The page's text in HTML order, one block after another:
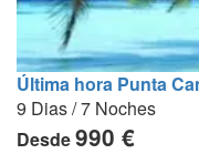
Última hora Punta
9 Dias / 7 Noches
Desde990 €